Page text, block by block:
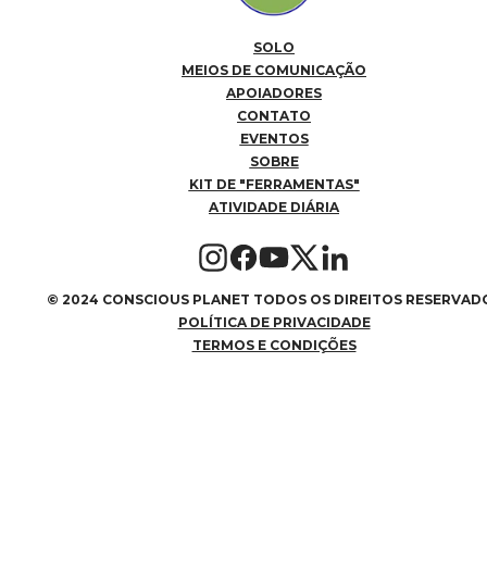
SOLO
MEIOS DE COMUNICAÇÃO
APOIADORES
CONTATO
EVENTOS
SOBRE
KIT DE "FERRAMENTAS"
ATIVIDADE DIÁRIA
© 2024 CONSCIOUS PLANET TODOS OS DIREITOS
POLÍTICA DE PRIVACIDADE
TERMOS E CONDIÇÕES